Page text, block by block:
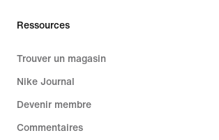
Ressources
Trouver un magasin
Nike Journal
Devenir membre
Commentaires